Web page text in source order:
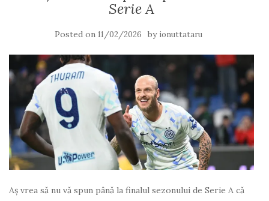
Serie A
Posted on 11/02/2026 by ionuttataru
Aș vrea să nu vă spun până la finalul sezonului de Serie A că